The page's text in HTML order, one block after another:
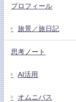
プロフィール
旅景／旅日記
思考ノート
AI活用
オムニバス